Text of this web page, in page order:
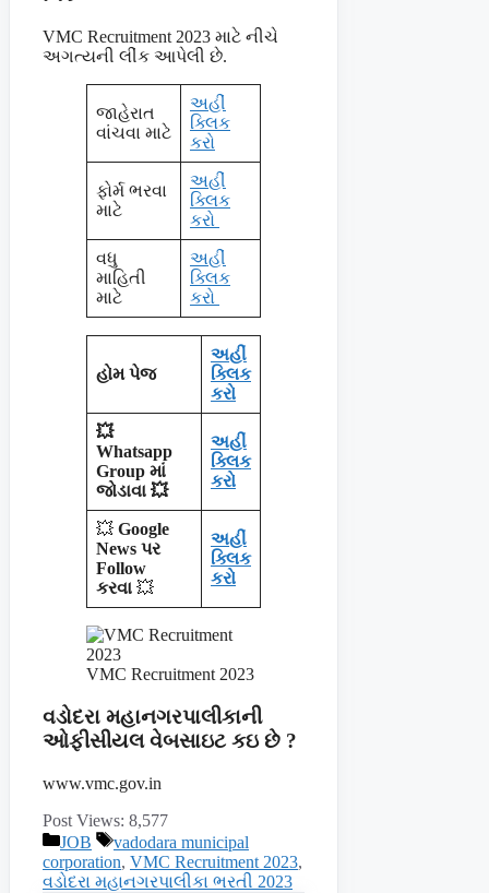
VMC Recruitment 2023 માટે નીચે
અગત્યની લીંક આપેલી છે.
જાહેરાત
વાંચવા માટે
અહીં
ક્લિક
કરો
ફોર્મ ભરવા
માટે
અહીં
ક્લિક
કરો
વધુ
માહિતી
માટે
અહીં
ક્લિક
કરો
હોમ પેજ
અહીં
ક્લિક
કરો
💥
Whatsapp
Group માં
જોડાવા 💥
અહીં
ક્લિક
કરો
💥 Google
News પર
Follow
કરવા 💥
અહીં
ક્લિક
કરો
VMC Recruitment 2023
વડોદરા મહાનગરપાલીકાની
ઓફીસીયલ વેબસાઇટ કઇ છે ?
www.vmc.gov.in
Post Views: 8,577
Categories
JOB Tags
vadodara municipal
corporation, VMC Recruitment 2023,
વડોદરા મહાનગરપાલીકા ભરતી 2023